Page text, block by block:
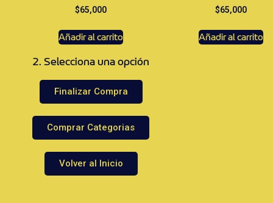
$65,000
Añadir al carrito
$65,000
Añadir al carrito
2. Selecciona una opción
Finalizar Compra
Comprar Categorias
Volver al Inicio